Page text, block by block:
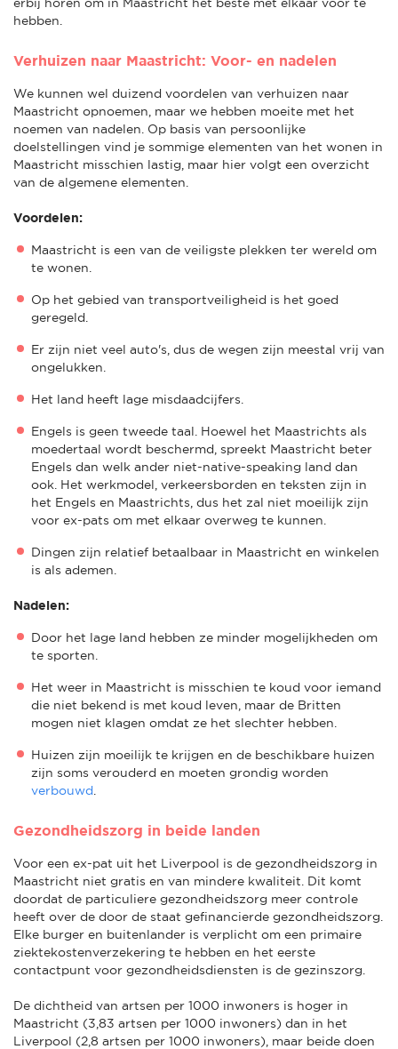
hebben.
Verhuizen naar Maastricht: Voor- en nadelen
We kunnen wel duizend voordelen van verhuizen naar
Maastricht opnoemen, maar we hebben moeite met het
noemen van nadelen. Op basis van persoonlijke
doelstellingen vind je sommige elementen van het wonen in
Maastricht misschien lastig, maar hier volgt een overzicht
van de algemene elementen.
Voordelen:
Maastricht is een van de veiligste plekken ter wereld om
te wonen.
Op het gebied van transportveiligheid is het goed
geregeld.
Er zijn niet veel auto's, dus de wegen zijn meestal vrij van
ongelukken.
Het land heeft lage misdaadcijfers.
Engels is geen tweede taal. Hoewel het Maastrichts als
moedertaal wordt beschermd, spreekt Maastricht beter
Engels dan welk ander niet-native-speaking land dan
ook. Het werkmodel, verkeersborden en teksten zijn in
het Engels en Maastrichts, dus het zal niet moeilijk zijn
voor ex-pats om met elkaar overweg te kunnen.
Dingen zijn relatief betaalbaar in Maastricht en winkelen
is als ademen.
Nadelen:
Door het lage land hebben ze minder mogelijkheden om
te sporten.
Het weer in Maastricht is misschien te koud voor iemand
die niet bekend is met koud leven, maar de Britten
mogen niet klagen omdat ze het slechter hebben.
Huizen zijn moeilijk te krijgen en de beschikbare huizen
zijn soms verouderd en moeten grondig worden
verbouwd
Gezondheidszorg in beide landen
Voor een ex-pat uit het Liverpool is de gezondheidszorg in
Maastricht niet gratis en van mindere kwaliteit. Dit komt
doordat de particuliere gezondheidszorg meer controle
heeft over de door de staat gefinancierde gezondheidszorg.
Elke burger en buitenlander is verplicht om een primaire
ziektekostenverzekering te hebben en het eerste
contactpunt voor gezondheidsdiensten is de gezinszorg.
De dichtheid van artsen per 1000 inwoners is hoger in
Maastricht (3,83 artsen per 1000 inwoners) dan in het
Liverpool (2,8 artsen per 1000 inwoners), maar beide doen